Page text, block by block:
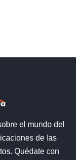
el mundo del
de las
Quédate con